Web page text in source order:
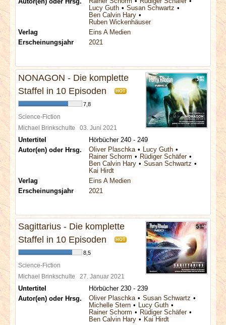
Lucy Guth
Susan Schwartz
Ben Calvin Hary
Ruben Wickenhäuser
Verlag
Eins A Medien
Erscheinungsjahr
2021
NONAGON - Die komplette
Staffel in 10 Episoden
HOT
7,8
Science-Fiction
Michael Brinkschulte 03. Juni 2021
Untertitel
Hörbücher 240 - 249
Autor(en) oder Hrsg.
Oliver Plaschka
Lucy Guth
Rainer Schorm
Rüdiger Schäfer
Ben Calvin Hary
Susan Schwartz
Kai Hirdt
Verlag
Eins A Medien
Erscheinungsjahr
2021
Sagittarius - Die komplette
Staffel in 10 Episoden
HOT
8,5
Science-Fiction
Michael Brinkschulte 27. Januar 2021
Untertitel
Hörbücher 230 - 239
Autor(en) oder Hrsg.
Oliver Plaschka
Susan Schwartz
Michelle Stern
Lucy Guth
Rainer Schorm
Rüdiger Schäfer
Ben Calvin Hary
Kai Hirdt